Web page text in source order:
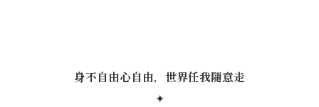
身不自由心自由，世界任我隨意走
✦